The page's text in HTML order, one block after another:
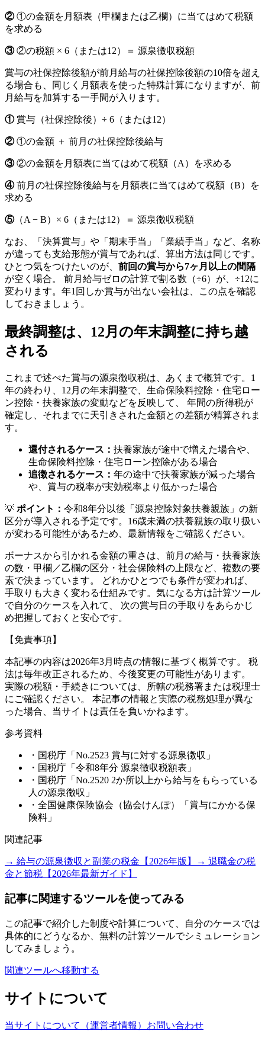
②①の金額を月額表（甲欄または乙欄）に当てはめて税額
を求める
③②の税額 × 6（または12）＝ 源泉徴収税額
賞与の社保控除後額が前月給与の社保控除後額の10倍を超え
る場合も、同じく月額表を使った特殊計算になりますが、前
月給与を加算する一手間が入ります。
①賞与（社保控除後）÷ 6（または12）
②①の金額 ＋ 前月の社保控除後給与
③②の金額を月額表に当てはめて税額（A）を求める
④前月の社保控除後給与を月額表に当てはめて税額（B）を
求める
⑤（A − B）× 6（または12）＝ 源泉徴収税額
なお、「決算賞与」や「期末手当」「業績手当」など、名称
が違っても支給形態が賞与であれば、算出方法は同じです。
ひとつ気をつけたいのが、 前回の賞与から7ヶ月以上の間隔
が空く場合。 前月給与ゼロの計算で割る数（÷6）が、÷12に
変わります。年1回しか賞与が出ない会社は、この点を確認
しておきましょう。
最終調整は、12月の年末調整に持ち越
される
これまで述べた賞与の源泉徴収税は、あくまで概算です。1
年の終わり、12月の年末調整で、生命保険料控除・住宅ロー
ン控除・扶養家族の変動などを反映して、 年間の所得税が
確定し、それまでに天引きされた金額との差額が精算されま
す。
還付されるケース： 扶養家族が途中で増えた場合や、
生命保険料控除・住宅ローン控除がある場合
追徴されるケース： 年の途中で扶養家族が減った場合
や、賞与の税率が実効税率より低かった場合
💡 ポイント： 令和8年分以後「源泉控除対象扶養親族」の新
区分が導入される予定です。16歳未満の扶養親族の取り扱い
が変わる可能性があるため、最新情報をご確認ください。
ボーナスから引かれる金額の重さは、前月の給与・扶養家族
の数・甲欄／乙欄の区分・社会保険料の上限など、複数の要
素で決まっています。 どれかひとつでも条件が変われば、
手取りも大きく変わる仕組みです。気になる方は計算ツール
で自分のケースを入れて、 次の賞与日の手取りをあらかじ
め把握しておくと安心です。
【免責事項】
本記事の内容は2026年3月時点の情報に基づく概算です。 税
法は毎年改正されるため、今後変更の可能性があります。
実際の税額・手続きについては、所轄の税務署または税理士
にご確認ください。 本記事の情報と実際の税務処理が異な
った場合、当サイトは責任を負いかねます。
参考資料
・国税庁「No.2523 賞与に対する源泉徴収」
・国税庁「令和8年分 源泉徴収税額表」
・国税庁「No.2520 2か所以上から給与をもらっている
人の源泉徴収」
・全国健康保険協会（協会けんぽ）「賞与にかかる保
険料」
関連記事
→ 給与の源泉徴収と副業の税金【2026年版】
→ 退職金の税
金と節税【2026年最新ガイド】
記事に関連するツールを使ってみる
この記事で紹介した制度や計算について、自分のケースでは
具体的にどうなるか、無料の計算ツールでシミュレーション
してみましょう。
関連ツールへ移動する
サイトについて
当サイトについて（運営者情報） お問い合わせ